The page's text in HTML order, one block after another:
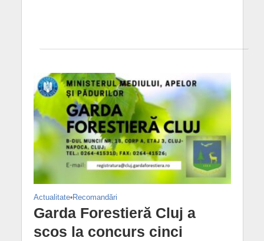
Actualitate•Recomandări
Garda Forestieră Cluj a
scos la concurs cinci